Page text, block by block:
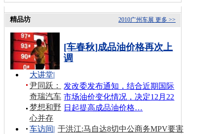
更多 >>
2010广州车展
精品坊
[车春秋]成品油价格再次上
调
发改委发布通知，结合近期国际
市场油价变化情况，决定12月22
日起提高成品油价格…
大讲堂|
尹同跃：
奇瑞汽车
梦想和野
心并存
车访间| 于洪江:马自达8切中公商务MPV要害